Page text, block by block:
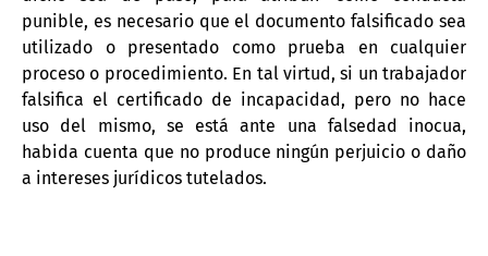
punible, es necesario que el documento falsificado sea
utilizado o presentado como prueba en cualquier
proceso o procedimiento. En tal virtud, si un trabajador
falsifica el certificado de incapacidad, pero no hace
uso del mismo, se está ante una falsedad inocua,
habida cuenta que no produce ningún perjuicio o daño
a intereses jurídicos tutelados.